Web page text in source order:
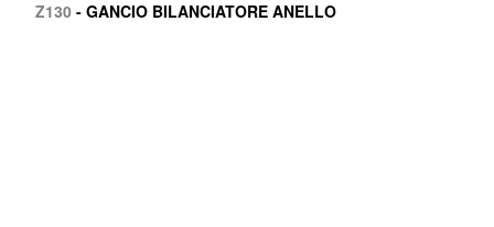
Z130- GANCIO BILANCIATORE ANELLO